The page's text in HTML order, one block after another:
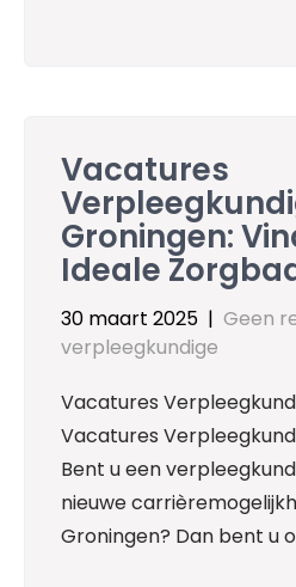
Vacatures
Groningen:
Ideale
30 maart 2025 | Geen
verpleegkundige
Vacatures
Vacatures
Bent u een
nieuwe
Groningen? Dan bent u